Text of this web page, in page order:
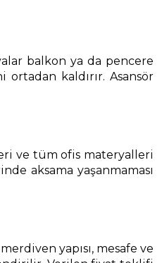
balkon ya da pencere
ortadan kaldırır. Asansör
ve tüm ofis materyalleri
aksama yaşanmaması
yapısı, mesafe ve